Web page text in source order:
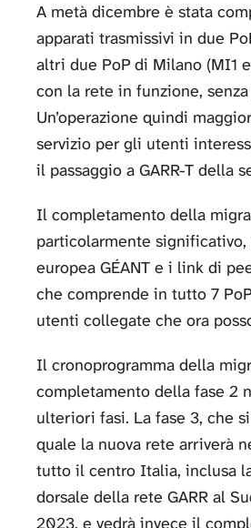
A metà dicembre è stata
apparati trasmissivi in due
altri due PoP di Milano (MI1
con la rete in funzione,
Un’operazione quindi
servizio per gli utenti
il passaggio a GARR-T della
Il completamento della
particolarmente
europea GÉANT e i link di
che comprende in tutto 7
utenti collegate che ora
Il cronoprogramma della
completamento della fase 2
ulteriori fasi. La fase 3, che
quale la nuova rete arriverà
tutto il centro Italia, inclusa
dorsale della rete GARR al